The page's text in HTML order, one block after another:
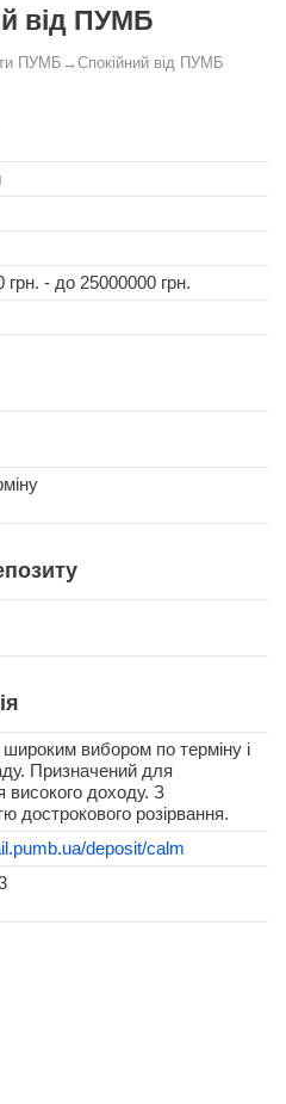
від ПУМБ
ПУМБ → Спокійний від ПУМБ
грн. - до 25000000 грн.
вибором по терміну і
Призначений для
високого доходу. З
дострокового розірвання.
deposit/calm